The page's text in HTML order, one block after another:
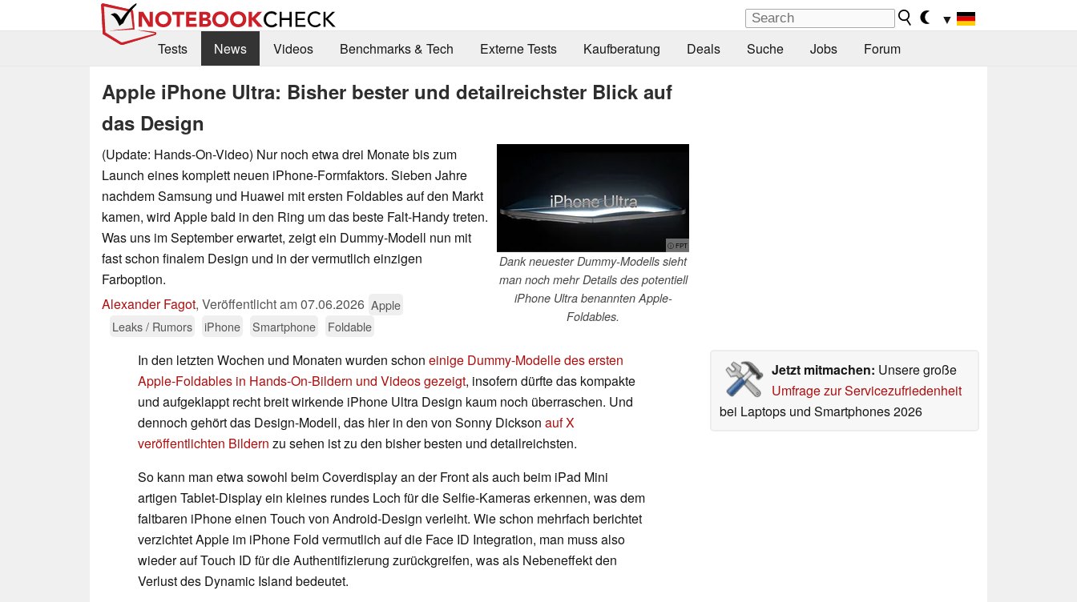
▼
Tests
News Videos Benchmarks & Tech Externe Tests Kaufberatung Deals Suche Jobs Forum
Apple iPhone Ultra: Bisher bester und detailreichster Blick auf
das Design
ⓘ FPT
Dank neuester Dummy-Modells sieht
man noch mehr Details des potentiell
iPhone Ultra benannten Apple-
Foldables.
(Update: Hands-On-Video) Nur noch etwa drei Monate bis zum
Launch eines komplett neuen iPhone-Formfaktors. Sieben Jahre
nachdem Samsung und Huawei mit ersten Foldables auf den Markt
kamen, wird Apple bald in den Ring um das beste Falt-Handy treten.
Was uns im September erwartet, zeigt ein Dummy-Modell nun mit
fast schon finalem Design und in der vermutlich einzigen
Farboption.
Alexander Fagot, Veröffentlicht am07.06.2026 Apple
Leaks / Rumors
iPhone Smartphone Foldable
Jetzt mitmachen: Unsere große
Umfrage zur Servicezufriedenheit
bei Laptops und Smartphones 2026
In den letzten Wochen und Monaten wurden schon einige Dummy-Modelle des ersten
Apple-Foldables in Hands-On-Bildern und Videos gezeigt, insofern dürfte das kompakte
und aufgeklappt recht breit wirkende iPhone Ultra Design kaum noch überraschen. Und
dennoch gehört das Design-Modell, das hier in den von Sonny Dickson auf X
veröffentlichten Bildern zu sehen ist zu den bisher besten und detailreichsten.
So kann man etwa sowohl beim Coverdisplay an der Front als auch beim iPad Mini
artigen Tablet-Display ein kleines rundes Loch für die Selfie-Kameras erkennen, was dem
faltbaren iPhone einen Touch von Android-Design verleiht. Wie schon mehrfach berichtet
verzichtet Apple im iPhone Fold vermutlich auf die Face ID Integration, man muss also
wieder auf Touch ID für die Authentifizierung zurückgreifen, was als Nebeneffekt den
Verlust des Dynamic Island bedeutet.